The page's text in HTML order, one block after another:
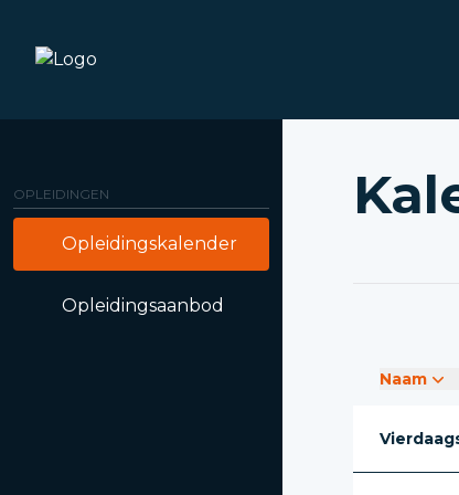
OPLEIDINGEN
Opleidingskalender
Opleidingsaanbod
Naam